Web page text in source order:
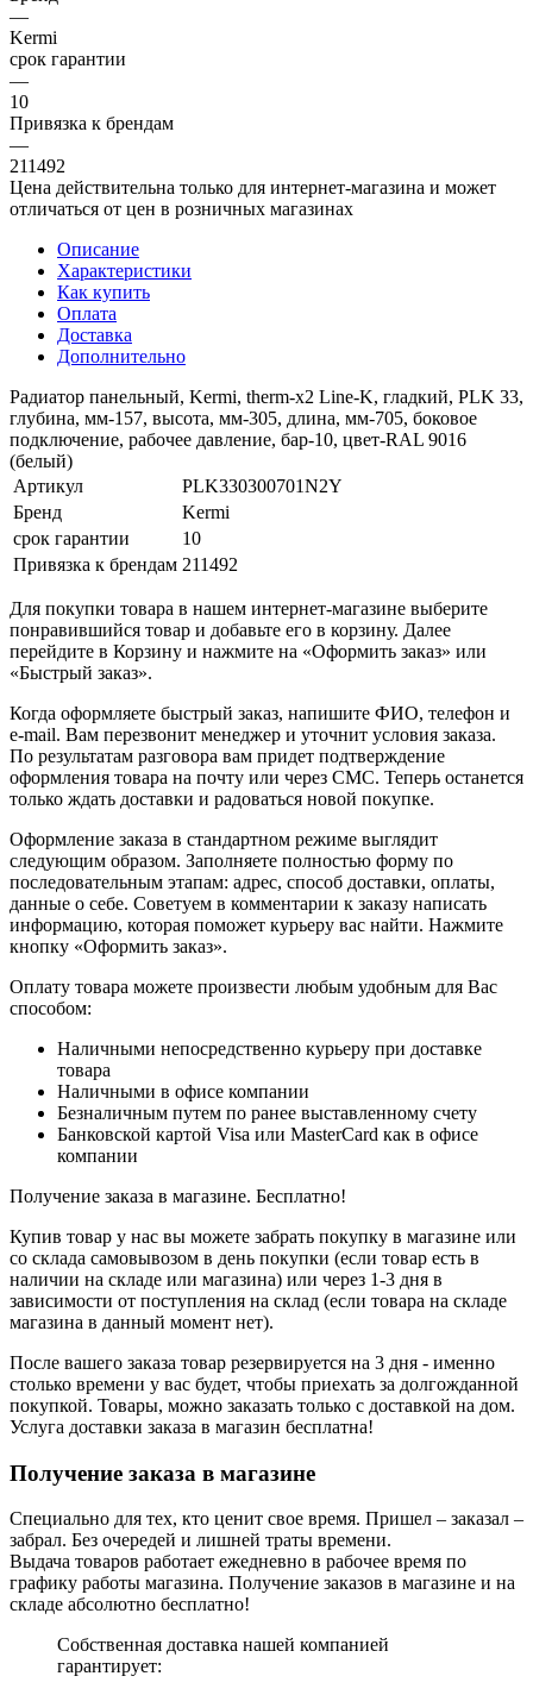
—
Kermi
срок гарантии
—
10
Привязка к брендам
—
211492
Цена действительна только для интернет-магазина и может
отличаться от цен в розничных магазинах
Описание
Характеристики
Как купить
Оплата
Доставка
Дополнительно
Радиатор панельный, Kermi, therm-x2 Line-K, гладкий, PLK 33,
глубина, мм-157, высота, мм-305, длина, мм-705, боковое
подключение, рабочее давление, бар-10, цвет-RAL 9016
(белый)
Артикул
PLK330300701N2Y
Бренд
Kermi
срок гарантии
10
Привязка к брендам 211492
Для покупки товара в нашем интернет-магазине выберите
понравившийся товар и добавьте его в корзину. Далее
перейдите в Корзину и нажмите на «Оформить заказ» или
«Быстрый заказ».
Когда оформляете быстрый заказ, напишите ФИО, телефон и
e-mail. Вам перезвонит менеджер и уточнит условия заказа.
По результатам разговора вам придет подтверждение
оформления товара на почту или через СМС. Теперь останется
только ждать доставки и радоваться новой покупке.
Оформление заказа в стандартном режиме выглядит
следующим образом. Заполняете полностью форму по
последовательным этапам: адрес, способ доставки, оплаты,
данные о себе. Советуем в комментарии к заказу написать
информацию, которая поможет курьеру вас найти. Нажмите
кнопку «Оформить заказ».
Оплату товара можете произвести любым удобным для Вас
способом:
Наличными непосредственно курьеру при доставке
товара
Наличными в офисе компании
Безналичным путем по ранее выставленному счету
Банковской картой Visa или MasterCard как в офисе
компании
Получение заказа в магазине. Бесплатно!
Купив товар у нас вы можете забрать покупку в магазине или
со склада самовывозом в день покупки (если товар есть в
наличии на складе или магазина) или через 1-3 дня в
зависимости от поступления на склад (если товара на складе
магазина в данный момент нет).
После вашего заказа товар резервируется на 3 дня - именно
столько времени у вас будет, чтобы приехать за долгожданной
покупкой. Товары, можно заказать только с доставкой на дом.
Услуга доставки заказа в магазин бесплатна!
Получение заказа в магазине
Специально для тех, кто ценит свое время. Пришел – заказал –
забрал. Без очередей и лишней траты времени.
Выдача товаров работает ежедневно в рабочее время по
графику работы магазина. Получение заказов в магазине и на
складе абсолютно бесплатно!
Собственная доставка нашей компанией
гарантирует: